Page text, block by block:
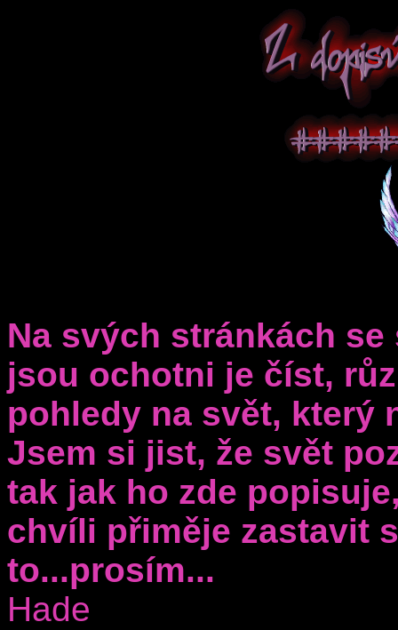
Na svých stránkách
jsou ochotni je číst,
pohledy na svět, který
Jsem si jist, že svět
tak jak ho zde
chvíli přiměje zastavit
to...prosím...
Hade